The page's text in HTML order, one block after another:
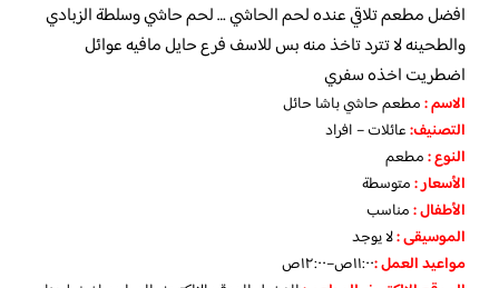
افضل مطعم تلاقي عنده لحم الحاشي … لحم حاشي وسلطة الزبادي
والطحينه لا تترد تاخذ منه بس للاسف فرع حايل مافيه عوائل
اضطريت اخذه سفري
الاسم :مطعم حاشي باشا حائل
التصنيف:عائلات – افراد
النوع :مطعم
الأسعار:متوسطة
الأطفال:مناسب
الموسيقى :لا يوجد
مواعيد العمل :١١:٠٠ص–١٢:٠٠ص